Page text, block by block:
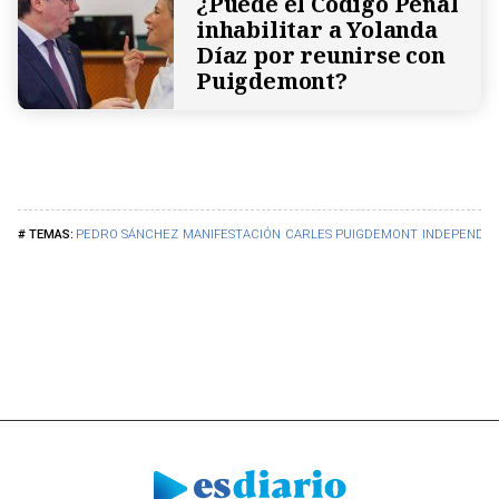
PEDRO SÁNCHEZ MANIFESTACIÓN CARLES PUIGDEMONT
inhabilitar a Yolanda
Díaz por reunirse con
Puigdemont?